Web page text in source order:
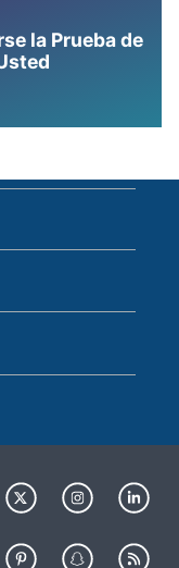
la Prueba de